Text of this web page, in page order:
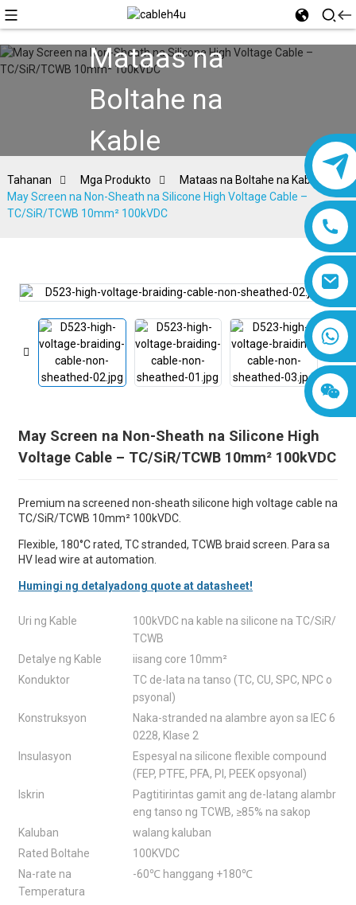
8618019377761
Mataas na
Boltahe na
Kable
Tahanan Mga Produkto
Mataas na Boltahe na Kable
May Screen na Non-Sheath na Silicone High Voltage Cable –
TC/SiR/TCWB 10mm² 100kVDC
May Screen na Non-Sheath na Silicone High
Voltage Cable – TC/SiR/TCWB 10mm² 100kVDC
Premium na screened non-sheath silicone high voltage cable na
TC/SiR/TCWB 10mm² 100kVDC.
Flexible, 180°C rated, TC stranded, TCWB braid screen. Para sa
HV lead wire at automation.
Humingi ng detalyadong quote at datasheet!
Uri ng Kable
100kVDC na kable na silicone na TC/SiR/
TCWB
Detalye ng Kable
iisang core 10mm²
Konduktor
TC de-lata na tanso (TC, CU, SPC, NPC o
psyonal)
Konstruksyon
Naka-stranded na alambre ayon sa IEC 6
0228, Klase 2
Insulasyon
Espesyal na silicone flexible compound
(FEP, PTFE, PFA, PI, PEEK opsyonal)
Iskrin
Pagtitirintas gamit ang de-latang alambr
eng tanso ng TCWB, ≥85% na sakop
Kaluban
walang kaluban
Rated Boltahe
100KVDC
Na-rate na
Temperatura
-60℃ hanggang +180℃